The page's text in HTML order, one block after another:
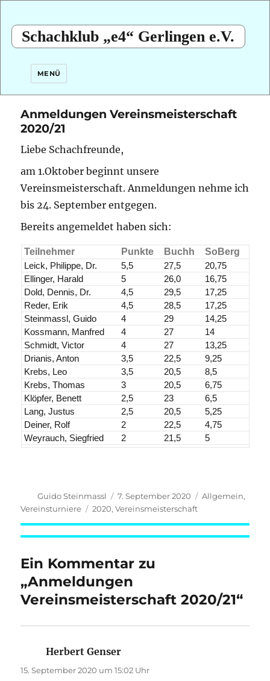
Schachklub „e4“ Gerlingen e.V.
MENÜ
Anmeldungen Vereinsmeisterschaft
2020/21
Liebe Schachfreunde,
am 1.Oktober beginnt unsere
Vereinsmeisterschaft. Anmeldungen nehme ich
bis 24. September entgegen.
Bereits angemeldet haben sich:
Teilnehmer Punkte Buchh
SoBerg
Leick, Philippe, Dr.
5,5 27,5
20,75
Ellinger, Harald
5 26,0
16,75
Dold, Dennis, Dr.
4,5 29,5
17,25
Reder, Erik
4,5 28,5
17,25
Steinmassl, Guido
4 29
14,25
Kossmann, Manfred
4 27
14
Schmidt, Victor
4 27
13,25
Drianis, Anton
3,5 22,5
9,25
Krebs, Leo
3,5 20,5
8,5
Krebs, Thomas
3 20,5
6,75
Klöpfer, Benett
2,5 23
6,5
Lang, Justus
2,5 20,5
5,25
Deiner, Rolf
2 22,5
4,75
Weyrauch, Siegfried
2 21,5 5
Autor
Guido Steinmassl
Veröffentlicht
am
7. September 2020 Kategorien
Allgemein,
Vereinsturniere
Schlagwörter
2020,Vereinsmeisterschaft
Ein Kommentar zu
„Anmeldungen
Vereinsmeisterschaft 2020/21“
Herbert Genser
15. September 2020 um 15:02 Uhr